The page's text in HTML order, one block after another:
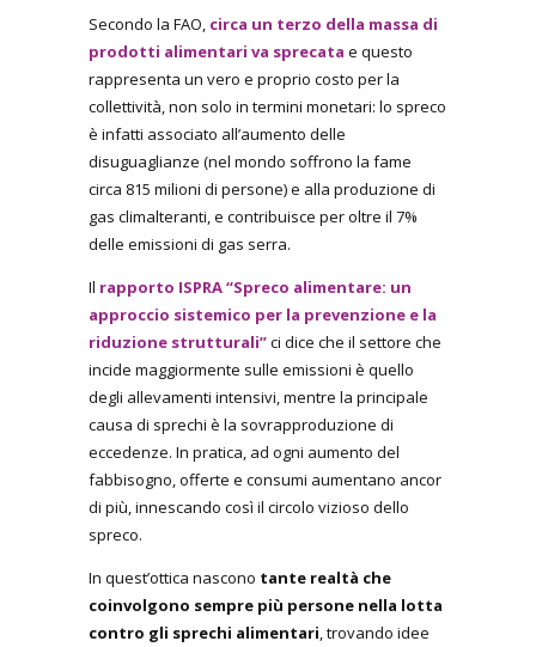
Secondo la FAO, circa un terzo della massa di
prodotti alimentari va sprecata e questo
rappresenta un vero e proprio costo per la
collettività, non solo in termini monetari: lo spreco
è infatti associato all’aumento delle
disuguaglianze (nel mondo soffrono la fame
circa 815 milioni di persone) e alla produzione di
gas climalteranti, e contribuisce per oltre il 7%
delle emissioni di gas serra.
Il rapporto ISPRA “Spreco alimentare: un
approccio sistemico per la prevenzione e la
riduzione strutturali”ci dice che il settore che
incide maggiormente sulle emissioni è quello
degli allevamenti intensivi, mentre la principale
causa di sprechi è la sovrapproduzione di
eccedenze. In pratica, ad ogni aumento del
fabbisogno, offerte e consumi aumentano ancor
di più, innescando così il circolo vizioso dello
spreco.
In quest’ottica nascono tante realtà che
coinvolgono sempre più persone nella lotta
contro gli sprechi alimentari, trovando idee